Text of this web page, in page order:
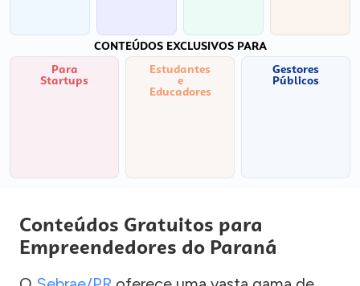
CONTEÚDOS EXCLUSIVOS PARA
Para
Startups
Estudantes
e
Educadores
Gestores
Públicos
Conteúdos Gratuitos para
Empreendedores do Paraná